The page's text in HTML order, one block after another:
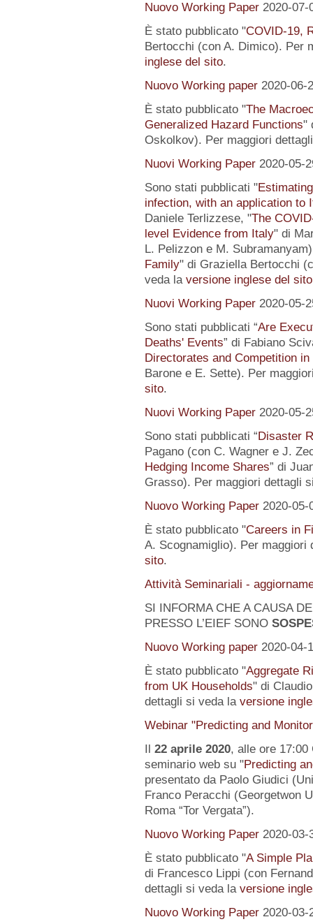
Nuovo Working Paper 2020-07-
È stato pubblicato "COVID-19,
Bertocchi (con A. Dimico). Per
inglese del sito.
Nuovo Working paper 2020-06-
È stato pubblicato "The
Generalized Hazard Functions"
Oskolkov). Per maggiori
Nuovi Working Paper 2020-05-
Sono stati pubblicati "
infection, with an application to
Daniele Terlizzese, "The
level Evidence from Italy" di
L. Pelizzon e M.
Family" di Graziella Bertocchi
veda la versione inglese del sito
Nuovi Working Paper 2020-05-
Sono stati pubblicati “Are
Deaths' Events” di Fabiano
Directorates and Competition in
Barone e E. Sette). Per
sito.
Nuovi Working Paper 2020-05-
Sono stati pubblicati “Disaster
Pagano (con C. Wagner e J.
Hedging Income Shares” di
Grasso). Per maggiori dettagli
Nuovo Working Paper 2020-05-
È stato pubblicato "Careers in
A. Scognamiglio). Per
sito.
Attività Seminariali -
SI INFORMA CHE A CAUSA
PRESSO L’EIEF SONO
Nuovo Working paper 2020-04-
È stato pubblicato "Aggregate
from UK Households" di
dettagli si veda la versione
Webinar "Predicting and
Il 22 aprile 2020, alle ore 17:00
seminario web su "Predicting
presentato da Paolo Giudici
Franco Peracchi (Georgetwon
Roma “Tor Vergata”).
Nuovo Working Paper 2020-03-
È stato pubblicato "A Simple
di Francesco Lippi (con
dettagli si veda la versione
Nuovo Working Paper 2020-03-